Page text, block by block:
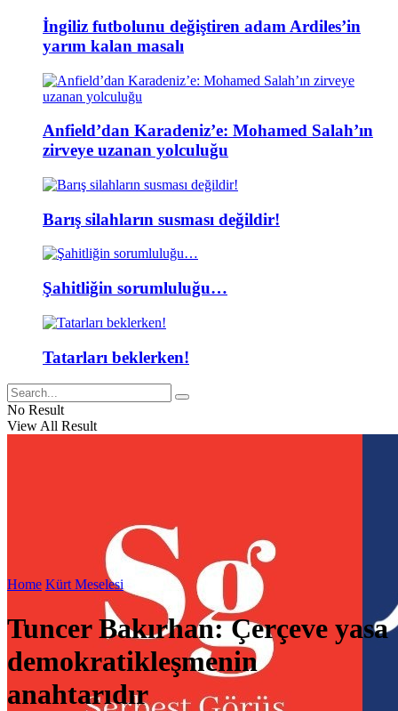
İngiliz futbolunu değiştiren adam Ardiles’in
yarım kalan masalı
Anfield’dan Karadeniz’e: Mohamed Salah’ın
zirveye uzanan yolculuğu
Barış silahların susması değildir!
Şahitliğin sorumluluğu…
Tatarları beklerken!
No Result
View All Result
Home Kürt Meselesi
Tuncer Bakırhan: Çerçeve yasa
demokratikleşmenin
anahtarıdır